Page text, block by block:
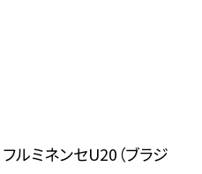
ルミネンセU20（ブラジ